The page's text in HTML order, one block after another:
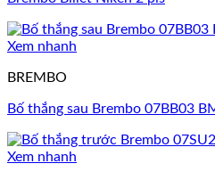
Xem nhanh
BREMBO
Bố thắng sau Brembo 07BB03
Xem nhanh